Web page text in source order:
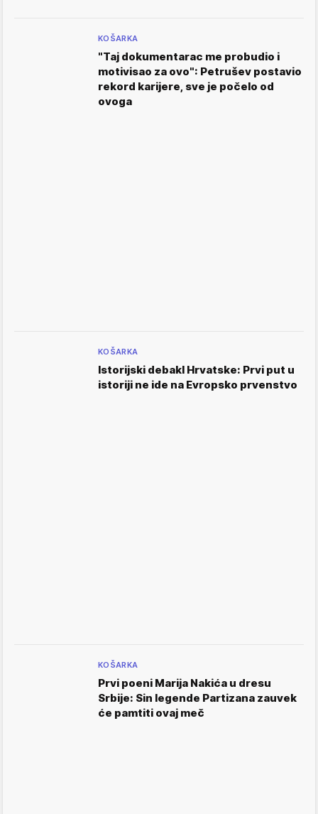
KOŠARKA
"Taj dokumentarac me probudio i
motivisao za ovo": Petrušev postavio
rekord karijere, sve je počelo od
ovoga
KOŠARKA
Istorijski debakl Hrvatske: Prvi put u
istoriji ne ide na Evropsko prvenstvo
KOŠARKA
Prvi poeni Marija Nakića u dresu
Srbije: Sin legende Partizana zauvek
će pamtiti ovaj meč